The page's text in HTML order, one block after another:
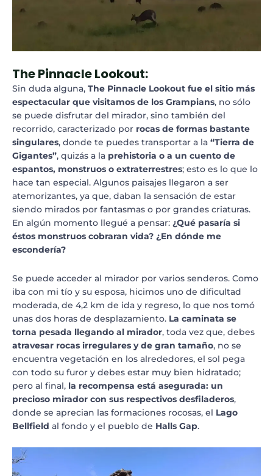
The Pinnacle Lookout:
Sin duda alguna, The Pinnacle Lookout fue el sitio más
espectacular que visitamos de los Grampians, no sólo
se puede disfrutar del mirador, sino también del
recorrido, caracterizado por rocas de formas bastante
singulares, donde te puedes transportar a la “Tierra de
Gigantes”, quizás a la prehistoria o a un cuento de
espantos, monstruos o extraterrestres; esto es lo que lo
hace tan especial. Algunos paisajes llegaron a ser
atemorizantes, ya que, daban la sensación de estar
siendo mirados por fantasmas o por grandes criaturas.
En algún momento llegué a pensar: ¿Qué pasaría si
éstos monstruos cobraran vida? ¿En dónde me
escondería?
Se puede acceder al mirador por varios senderos. Como
iba con mi tío y su esposa, hicimos uno de dificultad
moderada, de 4,2 km de ida y regreso, lo que nos tomó
unas dos horas de desplazamiento. La caminata se
torna pesada llegando al mirador, toda vez que, debes
atravesar rocas irregulares y de gran tamaño, no se
encuentra vegetación en los alrededores, el sol pega
con todo su furor y debes estar muy bien hidratado;
pero al final, la recompensa está asegurada: un
precioso mirador con sus respectivos desfiladeros,
donde se aprecian las formaciones rocosas, el Lago
Bellfield al fondo y el pueblo de Halls Gap.